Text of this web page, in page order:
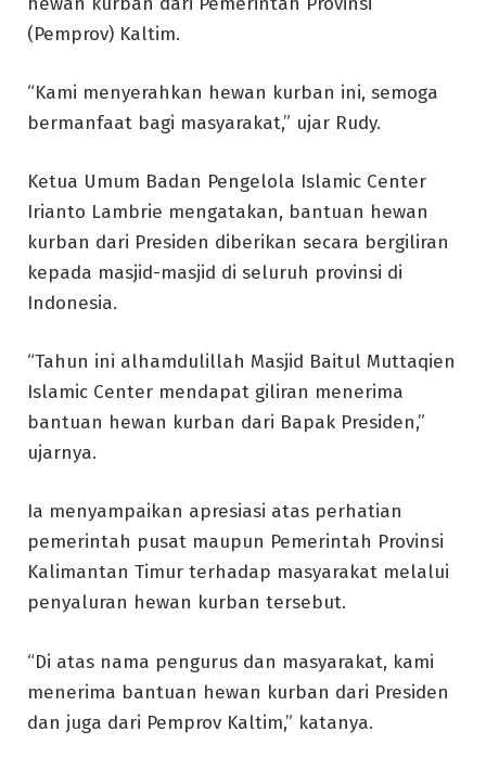
(Pemprov) Kaltim.
“Kami menyerahkan hewan kurban ini, semoga
bermanfaat bagi masyarakat,” ujar Rudy.
Ketua Umum Badan Pengelola Islamic Center
Irianto Lambrie mengatakan, bantuan hewan
kurban dari Presiden diberikan secara bergiliran
kepada masjid-masjid di seluruh provinsi di
Indonesia.
“Tahun ini alhamdulillah Masjid Baitul Muttaqien
Islamic Center mendapat giliran menerima
bantuan hewan kurban dari Bapak Presiden,”
ujarnya.
Ia menyampaikan apresiasi atas perhatian
pemerintah pusat maupun Pemerintah Provinsi
Kalimantan Timur terhadap masyarakat melalui
penyaluran hewan kurban tersebut.
“Di atas nama pengurus dan masyarakat, kami
menerima bantuan hewan kurban dari Presiden
dan juga dari Pemprov Kaltim,” katanya.